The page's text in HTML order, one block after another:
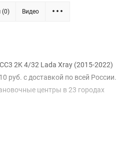
(0) Видео
2K 4/32 Lada Xray (2015-2022)
руб. с доставкой по всей России.
центры в 23 городах